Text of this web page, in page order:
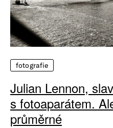
fotografie
Julian Lennon,
s fotoaparátem.
průměrné